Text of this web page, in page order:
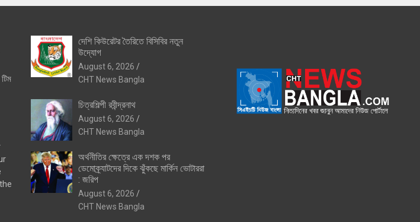
দেশি কিউরেটর তৈরিতে বিসিবির নতুন
উদ্যোগ
August 6, 2026
CHT News Bangla
চিত্রশিল্পী রবীন্দ্রনাথ
August 6, 2026
CHT News Bangla
অর্থনীতির ক্ষেত্রে এক দশক পর
ডেমোক্র্যাটদের দিকে ঝুঁকছে মার্কিন ভোটাররা
: জরিপ
August 6, 2026
CHT News Bangla